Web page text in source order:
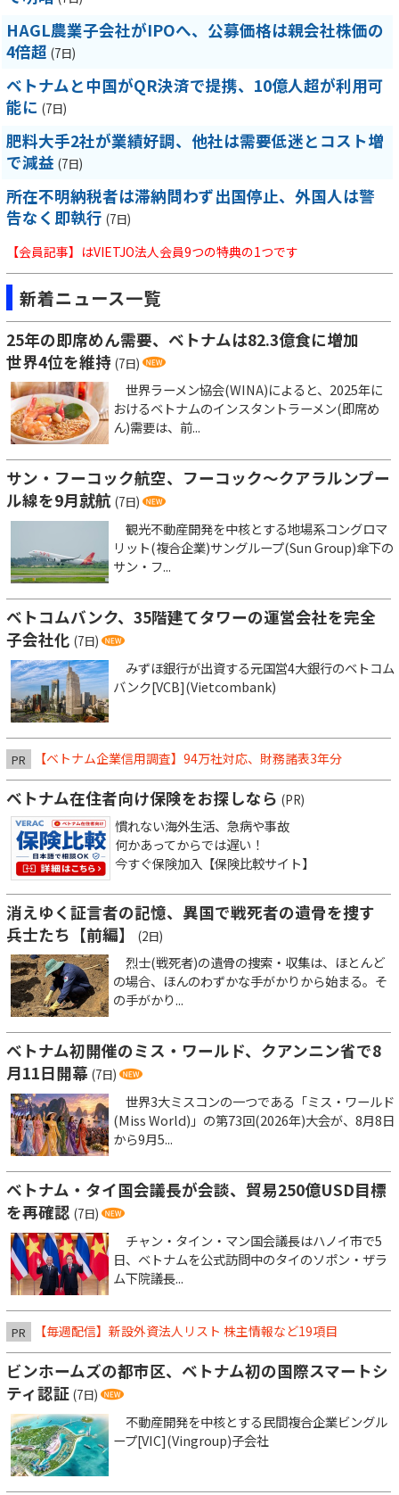
HAGL農業子会社がIPOへ、公募価格は親会社株価の
4倍超 (7日)
ベトナムと中国がQR決済で提携、10億人超が利用可
能に (7日)
肥料大手2社が業績好調、他社は需要低迷とコスト増
で減益 (7日)
所在不明納税者は滞納問わず出国停止、外国人は警
告なく即執行 (7日)
【会員記事】はVIETJO法人会員9つの特典の1つです
新着ニュース一覧
25年の即席めん需要、ベトナムは82.3億食に増加
世界4位を維持 (7日)
世界ラーメン協会(WINA)によると、2025年に
おけるベトナムのインスタントラーメン(即席め
ん)需要は、前...
サン・フーコック航空、フーコック～クアラルンプー
ル線を9月就航 (7日)
観光不動産開発を中核とする地場系コングロマ
リット(複合企業)サングループ(Sun Group)傘下の
サン・フ...
ベトコムバンク、35階建てタワーの運営会社を完全
子会社化 (7日)
みずほ銀行が出資する元国営4大銀行のベトコム
バンク[VCB](Vietcombank)
PR 【ベトナム企業信用調査】94万社対応、財務諸表3年分
ベトナム在住者向け保険をお探しなら (PR)
慣れない海外生活、急病や事故
何かあってからでは遅い！
今すぐ保険加入【保険比較サイト】
消えゆく証言者の記憶、異国で戦死者の遺骨を捜す
兵士たち【前編】
(2日)
烈士(戦死者)の遺骨の捜索・収集は、ほとんど
の場合、ほんのわずかな手がかりから始まる。そ
の手がかり...
ベトナム初開催のミス・ワールド、クアンニン省で8
月11日開幕 (7日)
世界3大ミスコンの一つである「ミス・ワールド
(Miss World)」の第73回(2026年)大会が、8月8日
から9月5...
ベトナム・タイ国会議長が会談、貿易250億USD目標
を再確認 (7日)
チャン・タイン・マン国会議長はハノイ市で5
日、ベトナムを公式訪問中のタイのソポン・ザラ
ム下院議長...
PR 【毎週配信】新設外資法人リスト 株主情報など19項目
ビンホームズの都市区、ベトナム初の国際スマートシ
ティ認証 (7日)
不動産開発を中核とする民間複合企業ビングル
ープ[VIC](Vingroup)子会社